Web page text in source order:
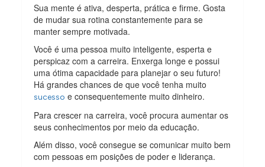
Sua mente é ativa, desperta, prática e firme. Gosta
de mudar sua rotina constantemente para se
manter sempre motivada.
Você é uma pessoa muito inteligente, esperta e
perspicaz com a carreira. Enxerga longe e possui
uma ótima capacidade para planejar o seu futuro!
Há grandes chances de que você tenha muito
sucesso e consequentemente muito dinheiro.
Para crescer na carreira, você procura aumentar os
seus conhecimentos por meio da educação.
Além disso, você consegue se comunicar muito bem
com pessoas em posições de poder e liderança.